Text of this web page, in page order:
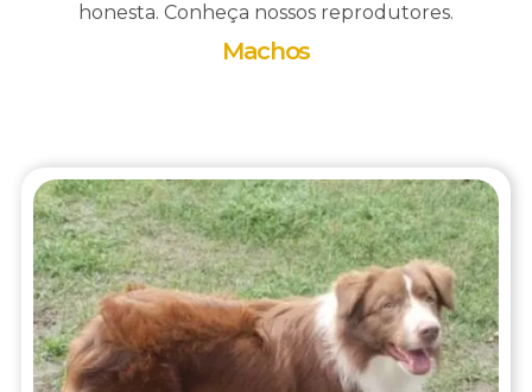
honesta. Conheça nossos reprodutores.
Machos